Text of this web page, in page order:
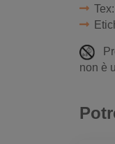
Tex:
non è